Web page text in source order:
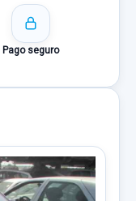
Pago seguro